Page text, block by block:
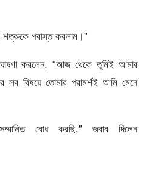
পরাস্ত করলাম।”
ঘোষণা করলেন, “আজ থেকে তুমিই আমার
সব বিষয়ে তোমার পরামর্শই আমি মেনে
বোধ করছি,” জবাব দিলেন